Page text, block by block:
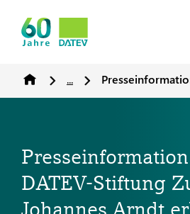
...
DATEV-Stiftung
Johannes Arndt